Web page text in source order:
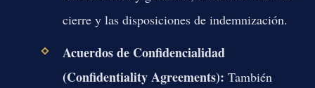
cierre y las disposiciones de indemnización.
Acuerdos de Confidencialidad
(Confidentiality Agreements): También